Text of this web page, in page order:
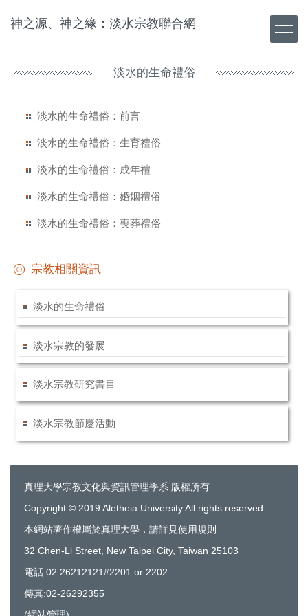
到
神之源、神之緣：淡水宗教聯合網
淡水的生命禮俗
淡水的生命禮俗：前言
淡水的生命禮俗：生育禮俗
淡水的生命禮俗：成年禮
淡水的生命禮俗：婚姻禮俗
淡水的生命禮俗：喪葬禮俗
宗教相關資訊
淡水的生命禮俗
淡水宗教的發展
淡水宗教研究書目
淡水宗教節慶活動
真理大學宗教文化與資訊管理學系 版權所有
Copyright © 2019 Aletheia University All rights reserved
本網站著作權屬於真理大學，請詳見使用規則
32 Chen-Li Street, New Taipei City, Taiwan 25103
電話:02 26212121#2201 or 2202
傳真:02-26292355